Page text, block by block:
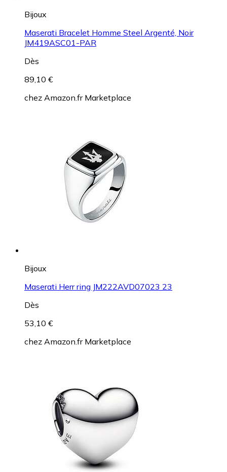
Bijoux
Maserati Bracelet Homme Steel Argenté, Noir
JM419ASC01-PAR
Dès
89,10 €
chez Amazon.fr Marketplace
Bijoux
Maserati Herr ring JM222AVD07023 23
Dès
53,10 €
chez Amazon.fr Marketplace